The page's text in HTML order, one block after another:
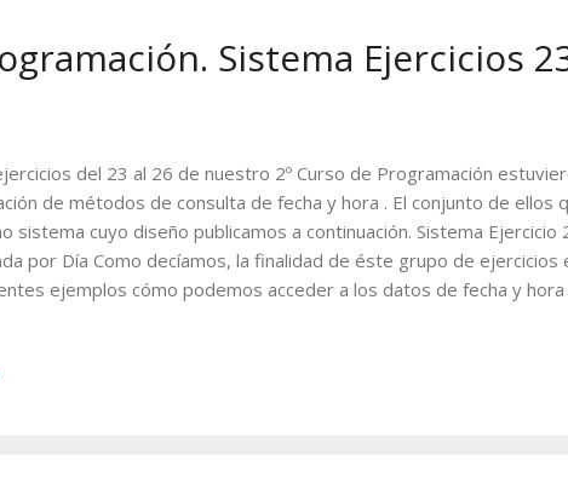
Sistema Ejercicios
del 23 al 26 de nuestro 2º Curso de Programación
de métodos de consulta de fecha y hora . El conjunto de ellos
sistema cuyo diseño publicamos a continuación. Sistema Ejercicio
por Día Como decíamos, la finalidad de éste grupo de ejercicios
ejemplos cómo podemos acceder a los datos de fecha y
del sistema reside en que sólo queremos realizar un